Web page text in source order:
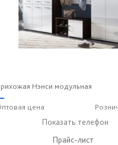
Нэнси модульная
цена
+7 (8412) 20-20-37
Показать телефон
Прайс-лист